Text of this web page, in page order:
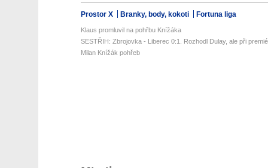
Prostor X Branky, body, kokoti Fortuna liga
Klaus promluvil na pohřbu Knížáka
SESTŘIH: Zbrojovka - Liberec 0:1. Rozhodl Dulay, ale při
Milan Knížák pohřeb